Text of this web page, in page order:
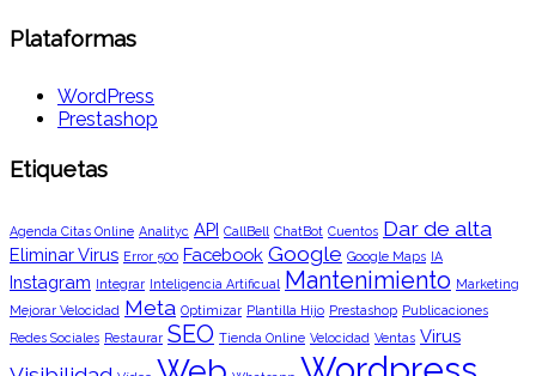
Plataformas
WordPress
Prestashop
Etiquetas
Agenda Citas Online Analityc API CallBell ChatBot Cuentos Dar de alta
Eliminar Virus Error 500 Facebook Google Google Maps IA
Instagram Integrar Inteligencia Artificual Mantenimiento Marketing
Mejorar Velocidad Meta Optimizar Plantilla Hijo Prestashop Publicaciones
Redes Sociales Restaurar SEO Tienda Online Velocidad Ventas Virus